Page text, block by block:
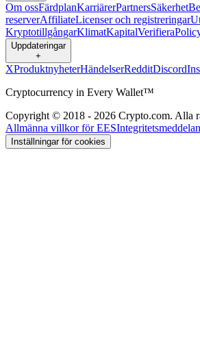
Om ossFärdplanKarriärerPartnersSäkerhet
reserverAffiliateLicenser och registreringar
KryptotillgångarKlimatKapitalVerifiera
Uppdateringar
+
XProduktnyheterHändelserRedditDiscord
Cryptocurrency in Every Wallet™
Copyright © 2018 - 2026 Crypto.com. Alla
Allmänna villkor för EES
Inställningar för cookies